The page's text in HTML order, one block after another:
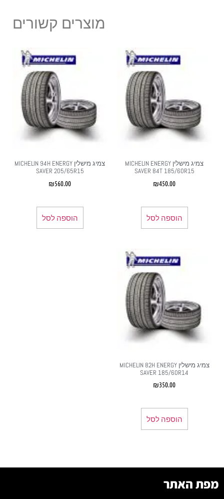
מוצרים קשורים
צמיג מישלין MICHELIN ENERGY
SAVER 84T 185/60R15
₪450.00
הוספה לסל
צמיג מישלין MICHELIN 94H ENERGY
SAVER 205/65R15
₪560.00
הוספה לסל
צמיג מישלין MICHELIN 82H ENERGY
SAVER 185/60R14
₪350.00
הוספה לסל
מפת האתר